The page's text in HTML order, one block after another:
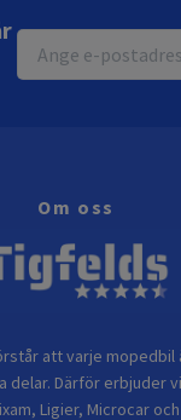
Om oss
att varje mopedbil
delar. Därför erbjuder
Ligier, Microcar